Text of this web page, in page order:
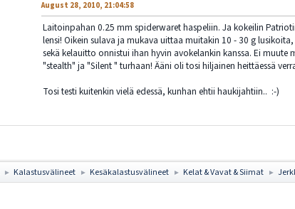
August 28, 2010, 21:04:58
Laitoinpahan 0.25 mm spiderwaret haspeliin. Ja kokeilin
lensi! Oikein sulava ja mukava uittaa muitakin 10 - 30 g
sekä kelauitto onnistui ihan hyvin avokelankin kanssa. Ei
"stealth" ja "Silent " turhaan! Ääni oli tosi hiljainen heittäessä
Tosi testi kuitenkin vielä edessä, kunhan ehtii haukijahtiin.. :-)
► Kalastusvälineet ► Kesäkalastusvälineet ► Kelat & Vavat & Siimat ►